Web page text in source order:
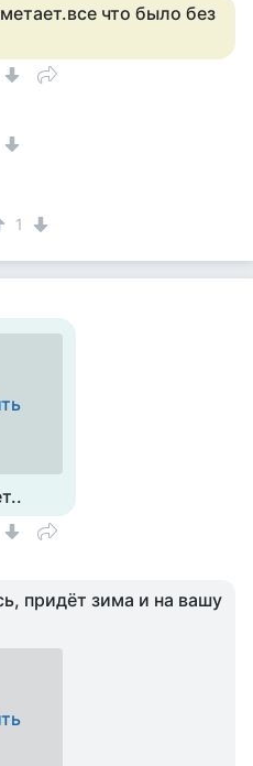
что было без
1
придёт зима и на вашу